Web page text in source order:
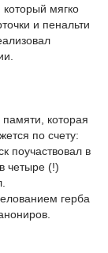
мягко
и пенальти
которая
по счету:
поучаствовал в
четыре (!)
герба